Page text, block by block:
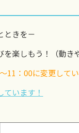
ときを－
楽しもう！（動き
：00に変更してい
ています！